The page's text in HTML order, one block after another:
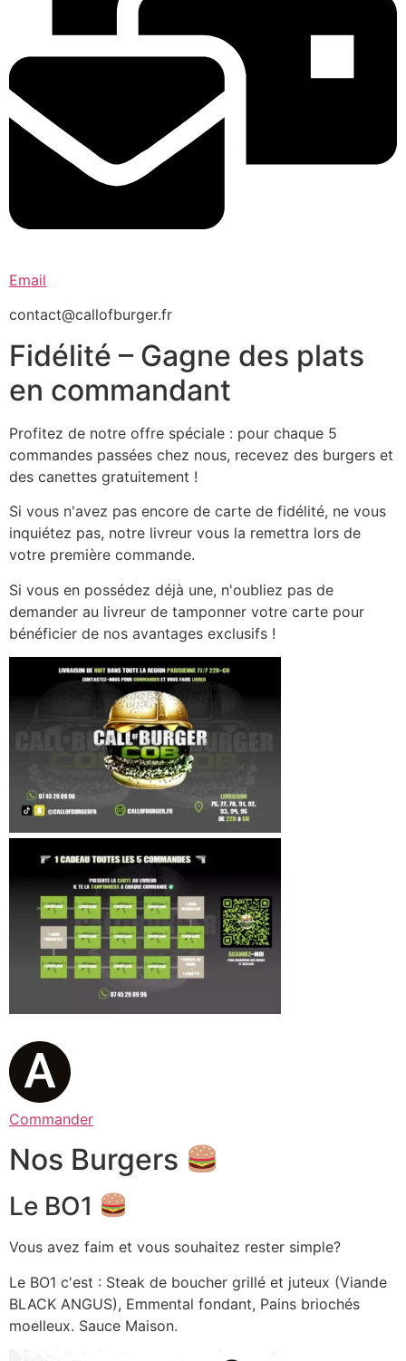
Email
contact@callofburger.fr
Fidélité – Gagne des plats
en commandant
Profitez de notre offre spéciale : pour chaque 5
commandes passées chez nous, recevez des burgers et
des canettes gratuitement !
Si vous n'avez pas encore de carte de fidélité, ne vous
inquiétez pas, notre livreur vous la remettra lors de
votre première commande.
Si vous en possédez déjà une, n'oubliez pas de
demander au livreur de tamponner votre carte pour
bénéficier de nos avantages exclusifs !
Commander
Nos Burgers
Le BO1
Vous avez faim et vous souhaitez rester simple?
Le BO1 c'est : Steak de boucher grillé et juteux (Viande
BLACK ANGUS), Emmental fondant, Pains briochés
moelleux. Sauce Maison.